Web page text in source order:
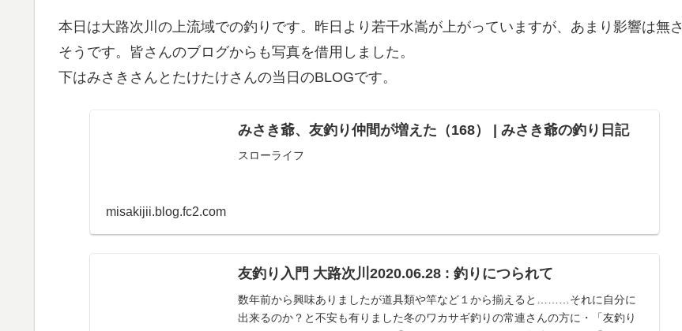
本日は大路次川の上流域での釣りです。昨日より若干水嵩が上がっていますが、あまり影響は無さ
そうです。皆さんのブログからも写真を借用しました。
下はみさきさんとたけたけさんの当日のBLOGです。
みさき爺、友釣り仲間が増えた（168） | みさき爺の釣り日記
スローライフ
misakijii.blog.fc2.com
友釣り入門 大路次川2020.06.28 : 釣りにつられて
数年前から興味ありましたが道具類や竿など１から揃えると………それに自分に
出来るのか？と不安も有りました冬のワカサギ釣りの常連さんの方に・「友釣り